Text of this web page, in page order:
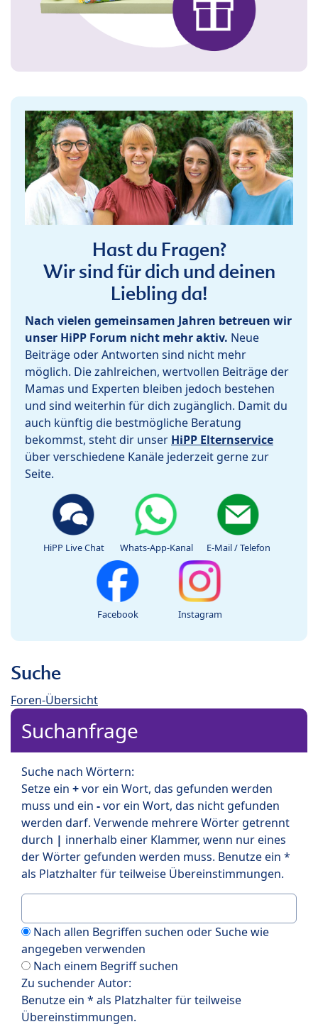
Hast du Fragen?
Wir sind für dich und deinen
Liebling da!
Nach vielen gemeinsamen Jahren betreuen wir
unser HiPP Forum nicht mehr aktiv. Neue
Beiträge oder Antworten sind nicht mehr
möglich. Die zahlreichen, wertvollen Beiträge der
Mamas und Experten bleiben jedoch bestehen
und sind weiterhin für dich zugänglich. Damit du
auch künftig die bestmögliche Beratung
bekommst, steht dir unser HiPP Elternservice
über verschiedene Kanäle jederzeit gerne zur
Seite.
HiPP Live Chat Whats-App-Kanal E-Mail / Telefon
Facebook Instagram
Suche
Foren-Übersicht
Suchanfrage
Suche nach Wörtern:
Setze ein +vor ein Wort, das gefunden werden
muss und ein -vor ein Wort, das nicht gefunden
werden darf. Verwende mehrere Wörter getrennt
durch | innerhalb einer Klammer, wenn nur eines
der Wörter gefunden werden muss. Benutze ein *
als Platzhalter für teilweise Übereinstimmungen.
Nach allen Begriffen suchen oder Suche wie
angegeben verwenden
Nach einem Begriff suchen
Zu suchender Autor:
Benutze ein * als Platzhalter für teilweise
Übereinstimmungen.